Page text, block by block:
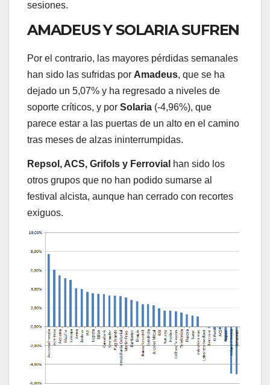
sesiones.
AMADEUS Y SOLARIA SUFREN
Por el contrario, las mayores pérdidas semanales
han sido las sufridas por Amadeus, que se ha
dejado un 5,07% y ha regresado a niveles de
soporte críticos, y por Solaria (-4,96%), que
parece estar a las puertas de un alto en el camino
tras meses de alzas ininterrumpidas.
Repsol, ACS, Grifols y Ferrovial han sido los
otros grupos que no han podido sumarse al
festival alcista, aunque han cerrado con recortes
exiguos.